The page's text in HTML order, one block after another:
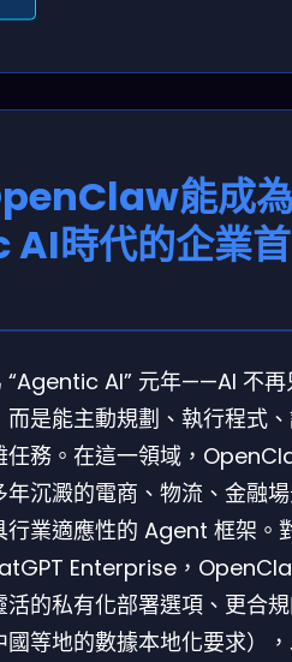
能成
時代的企業首
“Agentic AI” 元年——AI 不再
是能主動規劃、執行程式
任務。在這一領域，
年沉澱的電商、物流、金融
行業適應性的 Agent 框架。
Enterprise，
活的私有化部署選項、更合
等地的數據本地化要求）